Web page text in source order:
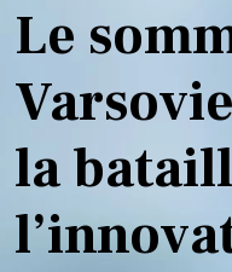
Le
la